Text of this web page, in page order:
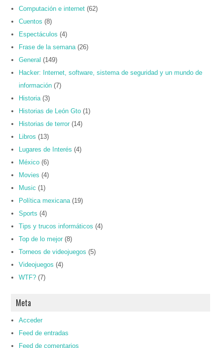
Computación e internet (62)
Cuentos (8)
Espectáculos (4)
Frase de la semana (26)
General (149)
Hacker: Internet, software, sistema de seguridad y un mundo de
información (7)
Historia (3)
Historias de León Gto (1)
Historias de terror (14)
Libros (13)
Lugares de Interés (4)
México (6)
Movies (4)
Music (1)
Política mexicana (19)
Sports (4)
Tips y trucos informáticos (4)
Top de lo mejor (8)
Torneos de videojuegos (5)
Videojuegos (4)
WTF? (7)
Meta
Acceder
Feed de entradas
Feed de comentarios